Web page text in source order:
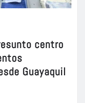
centro
Guayaquil